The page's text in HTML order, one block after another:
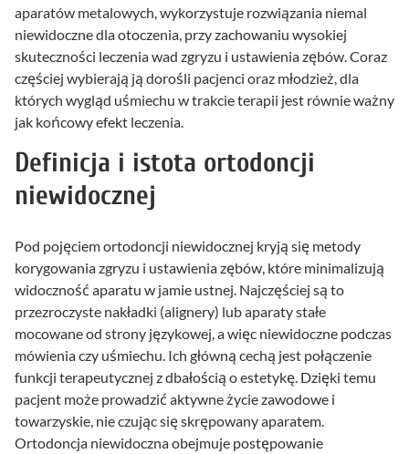
aparatów metalowych, wykorzystuje rozwiązania niemal
niewidoczne dla otoczenia, przy zachowaniu wysokiej
skuteczności leczenia wad zgryzu i ustawienia zębów. Coraz
częściej wybierają ją dorośli pacjenci oraz młodzież, dla
których wygląd uśmiechu w trakcie terapii jest równie ważny
jak końcowy efekt leczenia.
Definicja i istota ortodoncji
niewidocznej
Pod pojęciem ortodoncji niewidocznej kryją się metody
korygowania zgryzu i ustawienia zębów, które minimalizują
widoczność aparatu w jamie ustnej. Najczęściej są to
przezroczyste nakładki (alignery) lub aparaty stałe
mocowane od strony językowej, a więc niewidoczne podczas
mówienia czy uśmiechu. Ich główną cechą jest połączenie
funkcji terapeutycznej z dbałością o estetykę. Dzięki temu
pacjent może prowadzić aktywne życie zawodowe i
towarzyskie, nie czując się skrępowany aparatem.
Ortodoncja niewidoczna obejmuje postępowanie